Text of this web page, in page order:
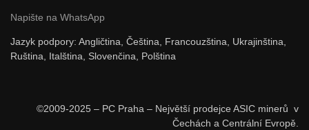
Napište na WhatsApp
Jazyk podpory: Angličtina, Čeština, Francouzština, Ukrajinština,
Ruština, Italština, Slovenčina, Polština
©2009-2025 – PC Praha – Největší prodejce ASIC minerů v
Čechách a Centrální Evropě.